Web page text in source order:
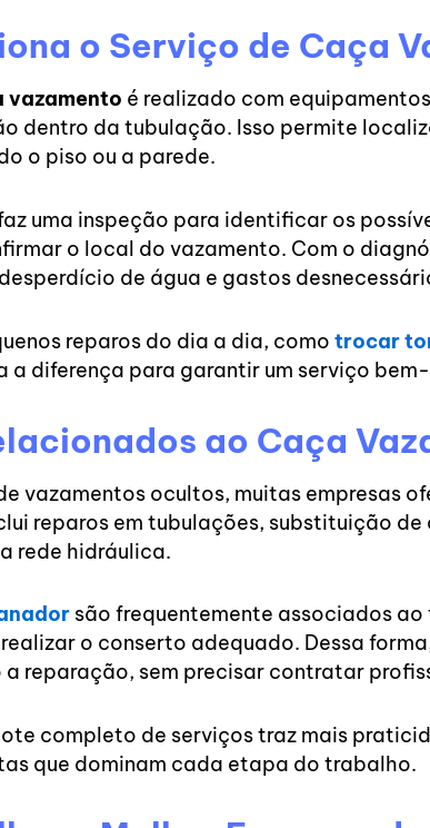
o Serviço de Caça
vazamento é realizado com
dentro da tubulação. Isso permite
o piso ou a parede.
uma inspeção para identificar os
o local do vazamento. Com o
de água e gastos
reparos do dia a dia, como trocar
a diferença para garantir um serviço
ao Caça
vazamentos ocultos, muitas empresas
reparos em tubulações, substituição
rede hidráulica.
são frequentemente associados
o conserto adequado. Dessa
reparação, sem precisar contratar
completo de serviços traz mais
que dominam cada etapa do trabalho.